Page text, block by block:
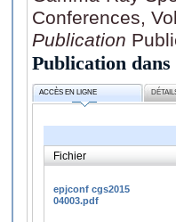
Conferences,
Publication
Publication dans
ACCÈS EN LIGNE
Fichier
epjconf cgs2015
04003.pdf